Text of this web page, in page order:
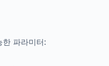
파라미터: